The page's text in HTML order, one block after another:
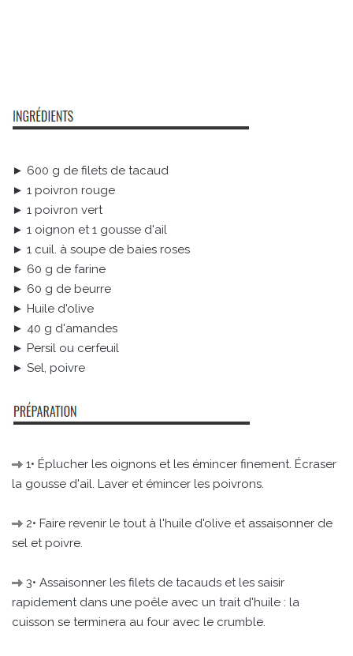
► 600 g de filets de tacaud
► 1 poivron rouge
► 1 poivron vert
► 1 oignon et 1 gousse d'ail
► 1 cuil. à soupe de baies roses
► 60 g de farine
► 60 g de beurre
► Huile d'olive
► 40 g d'amandes
► Persil ou cerfeuil
► Sel, poivre
1• Éplucher les oignons et les émincer finement. Écraser
la gousse d'ail. Laver et émincer les poivrons.
2• Faire revenir le tout à l'huile d'olive et assaisonner de
sel et poivre.
3• Assaisonner les filets de tacauds et les saisir
rapidement dans une poêle avec un trait d'huile : la
cuisson se terminera au four avec le crumble.